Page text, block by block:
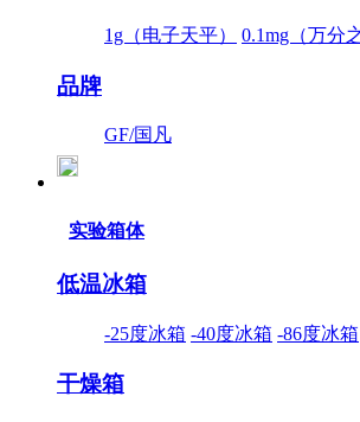
1g（电子天平） 0.1mg（万分
品牌
GF/国凡
实验箱体
低温冰箱
-25度冰箱 -40度冰箱 -86度冰箱
干燥箱